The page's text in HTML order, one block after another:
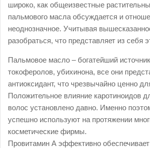
широко, как общеизвестные
пальмового масла обсуждается и
неоднозначное. Учитывая
разобраться, что представляет из себя
Пальмовое масло – богатейший
токоферолов, убихинона, все они
антиоксидант, что чрезвычайно ценно
Положительное влияние каротиноидов
волос установлено давно. Именно
успешно используют на протяжении
косметические фирмы.
Провитамин А эффективно